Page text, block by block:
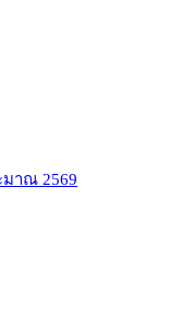
าณ 2569